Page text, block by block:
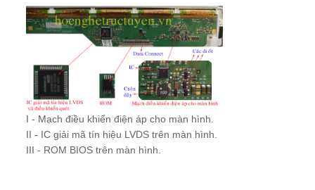
I - Mạch điều khiển điện áp cho màn hình.
II - IC giải mã tín hiệu LVDS trên màn hình.
III - ROM BIOS trên màn hình.